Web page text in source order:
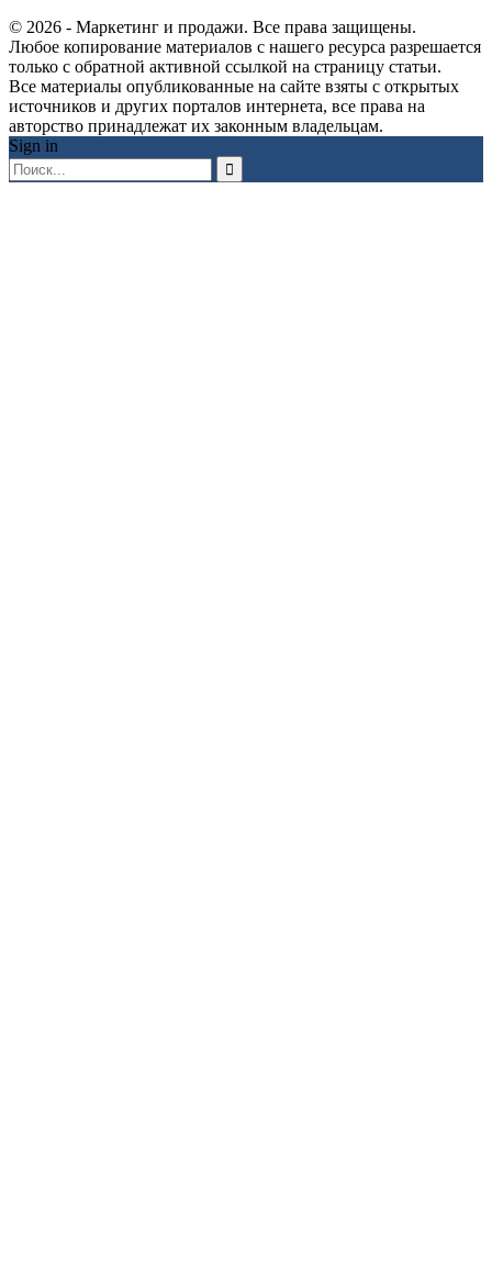
© 2026 - Маркетинг и продажи. Все права защищены.
Любое копирование материалов с нашего ресурса разрешается
только с обратной активной ссылкой на страницу статьи.
Все материалы опубликованные на сайте взяты с открытых
источников и других порталов интернета, все права на
авторство принадлежат их законным владельцам.
Sign in